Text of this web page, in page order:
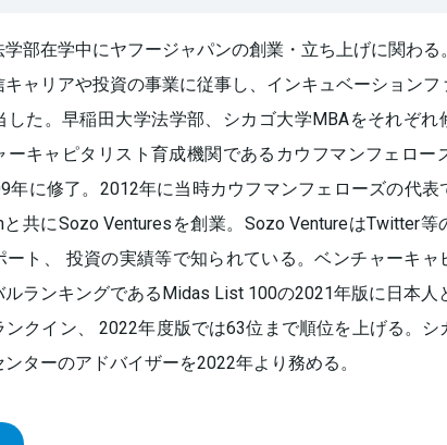
部在学中にヤフージャパンの創業・⽴ち上げに関わる
ャリアや投資の事業に従事し、インキュベーションフ
した。早稲田大学法学部、シカゴ⼤学MBAをそれぞれ
ーキャピタリスト育成機関であるカウフマンフェロー
年に修了。2012年に当時カウフマンフェローズの代表
と共にSozo Venturesを創業。Sozo VentureはTwitter等
ート、 投資の実績等で知られている。ベンチャーキャ
ルランキングであるMidas List 100の2021年版に日本人
クイン、 2022年度版では63位まで順位を上げる。シ
ターのアドバイザーを2022年より務める。